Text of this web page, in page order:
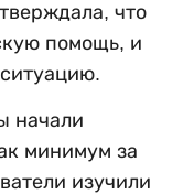
что
помощь, и
начали
минимум за
изучили